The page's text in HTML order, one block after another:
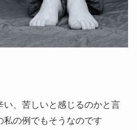
い、苦しいと感じるのかと言
私の例でもそうなのです